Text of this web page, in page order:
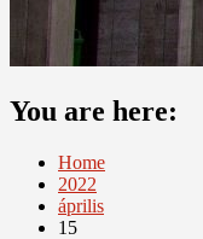
You are here:
Home
2022
április
15